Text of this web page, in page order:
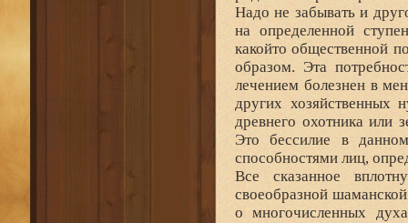
Надо не забывать и
на определенной
какойто общественной
образом. Эта
лечением болезнен в
других хозяйственных
древнего охотника или
Это бессилие в
способностями лиц,
Все сказанное
своеобразной
о многочисленных